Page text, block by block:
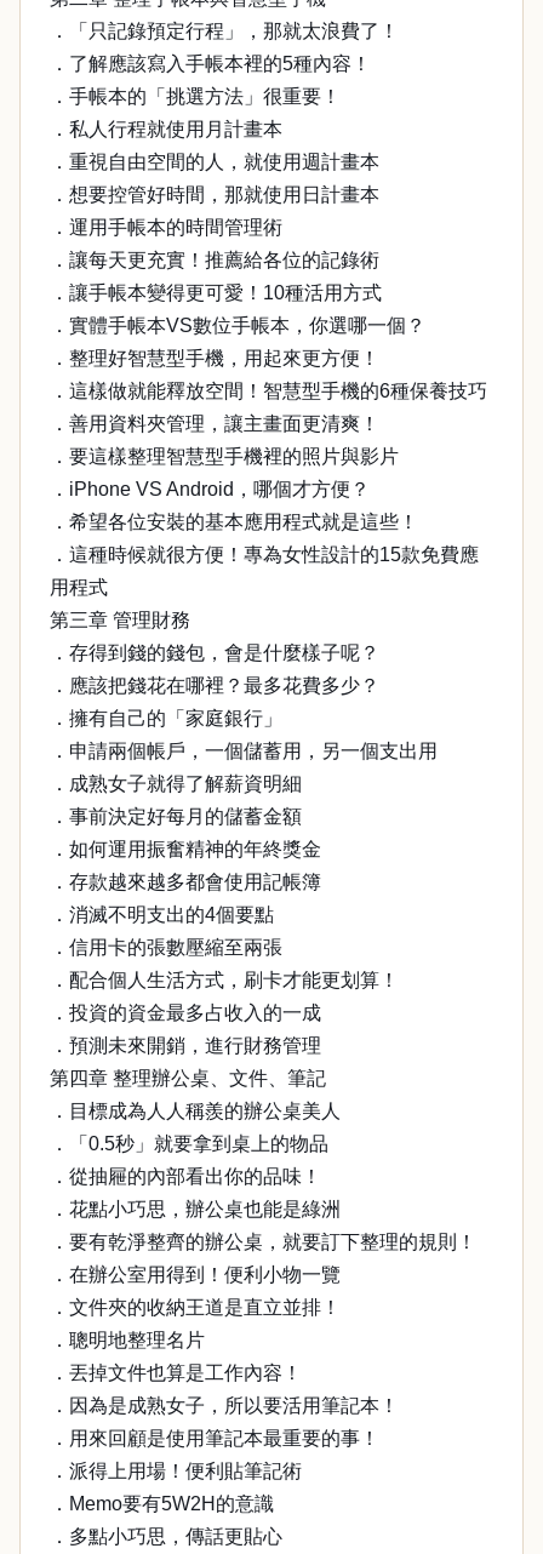
．「只記錄預定行程」，那就太浪費了！
．了解應該寫入手帳本裡的5種內容！
．手帳本的「挑選方法」很重要！
．私人行程就使用月計畫本
．重視自由空間的人，就使用週計畫本
．想要控管好時間，那就使用日計畫本
．運用手帳本的時間管理術
．讓每天更充實！推薦給各位的記錄術
．讓手帳本變得更可愛！10種活用方式
．實體手帳本VS數位手帳本，你選哪一個？
．整理好智慧型手機，用起來更方便！
．這樣做就能釋放空間！智慧型手機的6種保養技巧
．善用資料夾管理，讓主畫面更清爽！
．要這樣整理智慧型手機裡的照片與影片
．iPhone VS Android，哪個才方便？
．希望各位安裝的基本應用程式就是這些！
．這種時候就很方便！專為女性設計的15款免費應
用程式
第三章 管理財務
．存得到錢的錢包，會是什麼樣子呢？
．應該把錢花在哪裡？最多花費多少？
．擁有自己的「家庭銀行」
．申請兩個帳戶，一個儲蓄用，另一個支出用
．成熟女子就得了解薪資明細
．事前決定好每月的儲蓄金額
．如何運用振奮精神的年終獎金
．存款越來越多都會使用記帳簿
．消滅不明支出的4個要點
．信用卡的張數壓縮至兩張
．配合個人生活方式，刷卡才能更划算！
．投資的資金最多占收入的一成
．預測未來開銷，進行財務管理
第四章 整理辦公桌、文件、筆記
．目標成為人人稱羨的辦公桌美人
．「0.5秒」就要拿到桌上的物品
．從抽屜的內部看出你的品味！
．花點小巧思，辦公桌也能是綠洲
．要有乾淨整齊的辦公桌，就要訂下整理的規則！
．在辦公室用得到！便利小物一覽
．文件夾的收納王道是直立並排！
．聰明地整理名片
．丟掉文件也算是工作內容！
．因為是成熟女子，所以要活用筆記本！
．用來回顧是使用筆記本最重要的事！
．派得上用場！便利貼筆記術
．Memo要有5W2H的意識
．多點小巧思，傳話更貼心